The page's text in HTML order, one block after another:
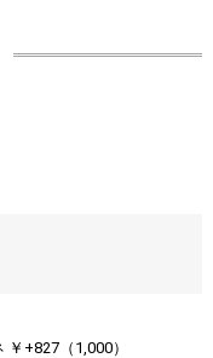
+827（1,000）